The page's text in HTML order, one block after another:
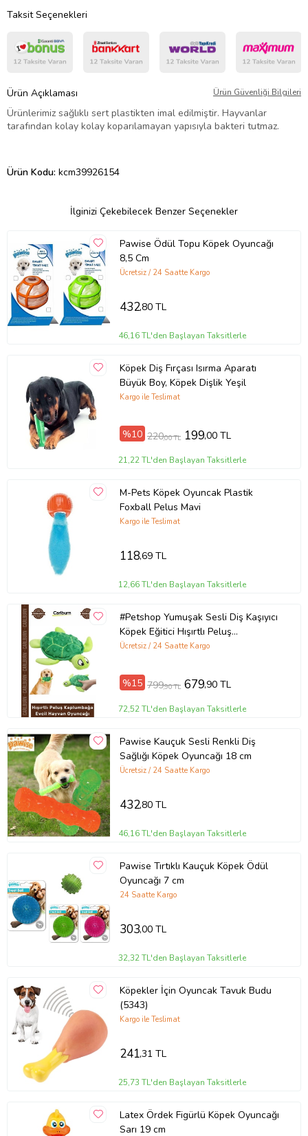
Taksit Seçenekleri
Ürün Açıklaması Ürün Güvenliği Bilgileri
Ürünlerimiz sağlıklı sert plastikten imal edilmiştir. Hayvanlar
tarafından kolay kolay koparılamayan yapısıyla bakteri tutmaz.
Ürün Kodu: kcm39926154
İlginizi Çekebilecek Benzer Seçenekler
Pawise Ödül Topu Köpek Oyuncağı
8,5 Cm
Ücretsiz / 24 Saatte Kargo
432,80 TL
46,16 TL'den Başlayan Taksitlerle
Köpek Diş Fırçası Isırma Aparatı
Büyük Boy, Köpek Dişlik Yeşil
Kargo ile Teslimat
%10 220,00 TL 199,00 TL
21,22 TL'den Başlayan Taksitlerle
M-Pets Köpek Oyuncak Plastik
Foxball Pelus Mavi
Kargo ile Teslimat
118,69 TL
12,66 TL'den Başlayan Taksitlerle
#Petshop Yumuşak Sesli Diş Kaşıyıcı
Köpek Eğitici Hışırtlı Peluş
Kaplumbağa Evcil Hayvan Oyuncağı
Ücretsiz / 24 Saatte Kargo
%15 799,90 TL 679,90 TL
72,52 TL'den Başlayan Taksitlerle
Pawise Kauçuk Sesli Renkli Diş
Sağlığı Köpek Oyuncağı 18 cm
Ücretsiz / 24 Saatte Kargo
432,80 TL
46,16 TL'den Başlayan Taksitlerle
Pawise Tırtıklı Kauçuk Köpek Ödül
Oyuncağı 7 cm
24 Saatte Kargo
303,00 TL
32,32 TL'den Başlayan Taksitlerle
Köpekler İçin Oyuncak Tavuk Budu
(5343)
Kargo ile Teslimat
241,31 TL
25,73 TL'den Başlayan Taksitlerle
Latex Ördek Figürlü Köpek Oyuncağı
Sarı 19 cm